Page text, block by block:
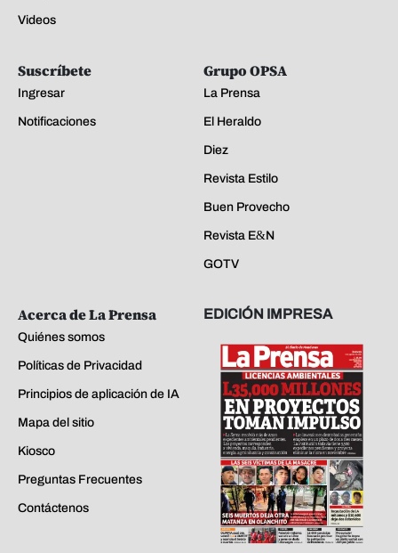
Videos
Suscríbete
Ingresar
Notificaciones
Grupo OPSA
La Prensa
El Heraldo
Diez
Revista Estilo
Buen Provecho
Revista E&N
GOTV
Acerca de La Prensa
Quiénes somos
Políticas de Privacidad
Principios de aplicación de IA
Mapa del sitio
Kiosco
Preguntas Frecuentes
Contáctenos
EDICIÓN IMPRESA